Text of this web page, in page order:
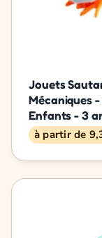
Jouets
Mécaniques
Enfants - 3
à partir de